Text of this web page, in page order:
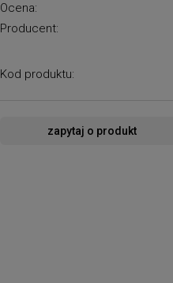
Ocena:
Producent:
Kod produktu:
zapytaj o produkt